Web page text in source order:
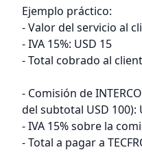
Ejemplo práctico:
- Valor del servicio al
- IVA 15%: USD 15
- Total cobrado al
- Comisión de
del subtotal USD 100):
- IVA 15% sobre la
- Total a pagar a